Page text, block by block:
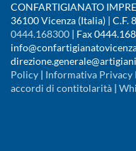
CONFARTIGIANATO
36100 Vicenza (Italia) | C.F.
0444.168300 | Fax
Policy | Informativa Privacy
accordi di contitolarità |